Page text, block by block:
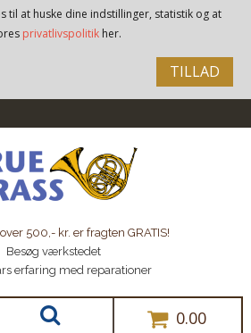
til at huske dine indstillinger, statistik og at
privatlivspolitik her.
TILLAD
500,- kr. er fragten GRATIS!
Besøg værkstedet
erfaring med reparationer
0.00